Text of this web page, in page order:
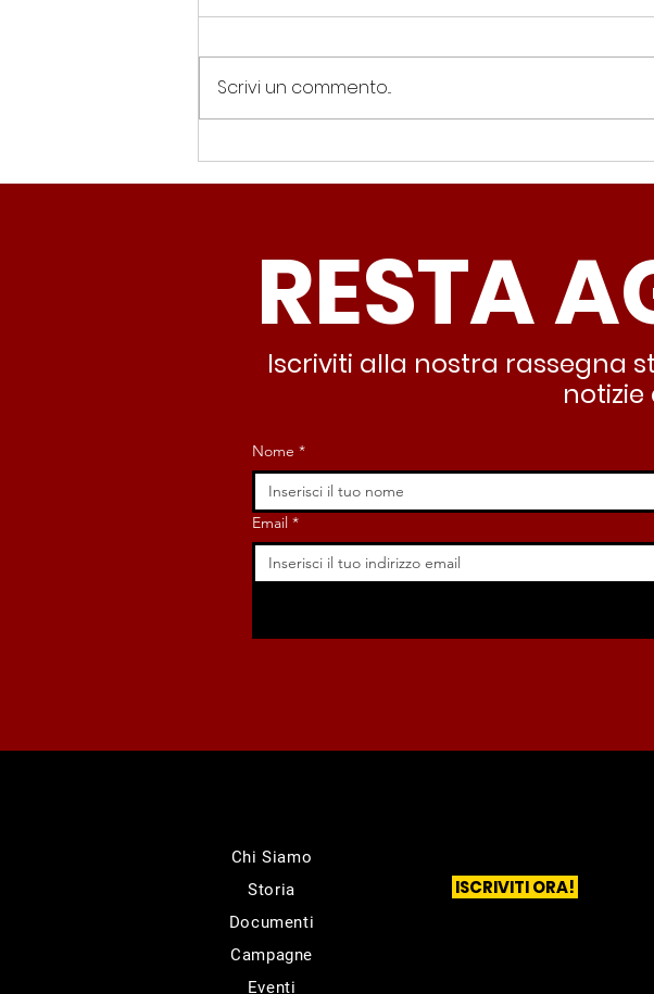
Spin Time, Colucci: “Non
solo occupazione: 400
nessuno interviene”
deve
Scrivi un commento...
RESTA
Iscriviti alla nostra rassegna
Nome *
Email *
Chi Siamo
Storia
Documenti
Campagne
Eventi
ISCRIVITI ORA!